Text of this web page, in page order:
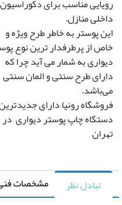
در عرض
+
کشیدگی در ارتفاع
-
+
سیاه و سفید
تغییر سایز توسط طراح
چپ به راست
مناسب برای دکوراسیون
منازل.
پوستر به خاطر طرح ویژه و
از پرطرفدار ترین نوع پوستر
به شمار می آید چرا که
طرح سنتی و المان سنتی
رونیا دارای جدیدترین
چاپ پوستر دیواری در
تبادل نظر مشخصات فنی